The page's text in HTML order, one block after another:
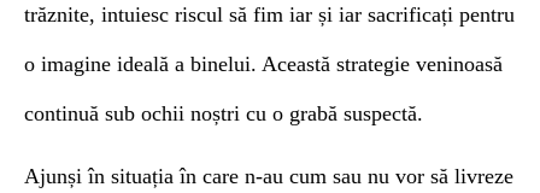
trăznite, intuiesc riscul să fim iar și iar sacrificați pentru
o imagine ideală a binelui. Această strategie veninoasă
continuă sub ochii noștri cu o grabă suspectă.
Ajunși în situația în care n-au cum sau nu vor să livreze